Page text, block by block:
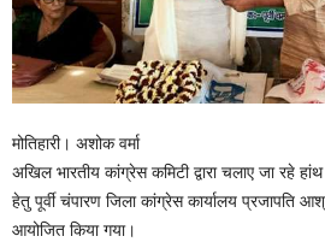
मोतिहारी। अशोक वर्मा
अखिल भारतीय कांग्रेस कमिटी द्वारा चलाए जा रहे
हेतु पूर्वी चंपारण जिला कांग्रेस कार्यालय प्रजापति
आयोजित किया गया।